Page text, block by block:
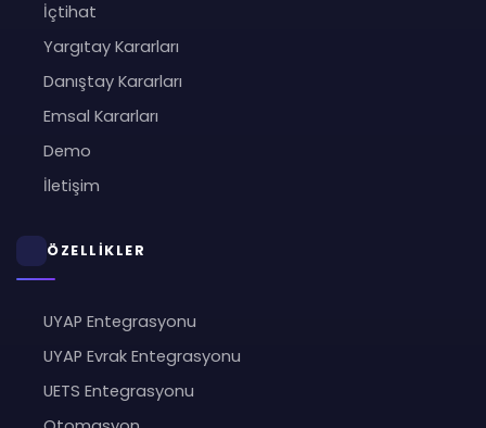
İçtihat
Yargıtay Kararları
Danıştay Kararları
Emsal Kararları
Demo
İletişim
ÖZELLİKLER
UYAP Entegrasyonu
UYAP Evrak Entegrasyonu
UETS Entegrasyonu